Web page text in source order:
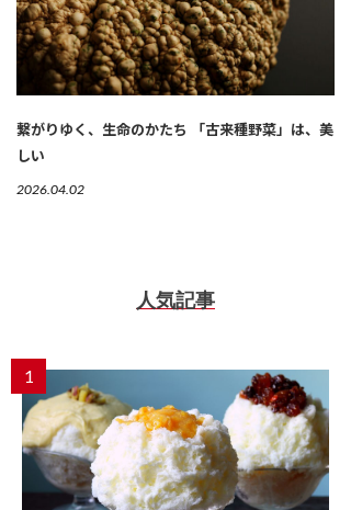
繋がりゆく、生命のかたち 「古来種野菜」は、美
しい
2026.04.02
人気記事
1